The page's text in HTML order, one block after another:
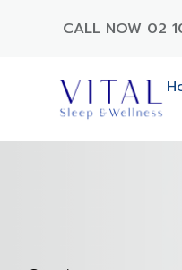
CALL NOW 02